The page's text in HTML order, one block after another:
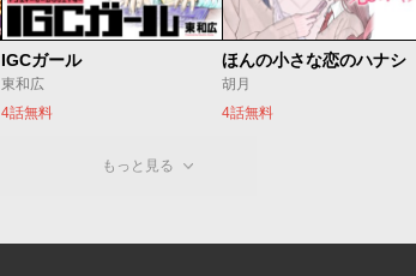
IGCガール
東和広
4話無料
ほんの小さな恋のハナシ
胡月
4話無料
もっと見る